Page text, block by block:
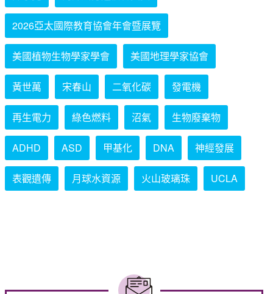
2026亞太國際教育協會年會暨展覽
美國植物生物學家學會 美國地理學家協會
黃世萬 宋春山 二氧化碳 發電機
再生電力 綠色燃料 沼氣 生物廢棄物
ADHD ASD 甲基化 DNA 神經發展
表觀遺傳 月球水資源 火山玻璃珠 UCLA